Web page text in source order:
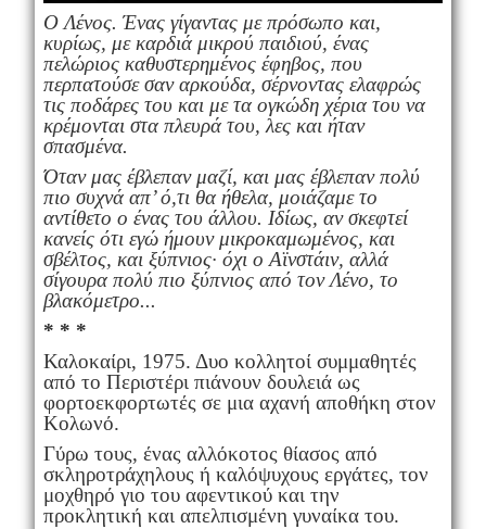
Ο Λένος. Ένας γίγαντας με πρόσωπο και,
κυρίως, με καρδιά μικρού παιδιού, ένας
πελώριος καθυστερημένος έφηβος, που
περπατούσε σαν αρκούδα, σέρνοντας ελαφρώς
τις ποδάρες του και με τα ογκώδη χέρια του να
κρέμονται στα πλευρά του, λες και ήταν
σπασμένα.
Όταν μας έβλεπαν μαζί, και μας έβλεπαν πολύ
πιο συχνά απ’ ό,τι θα ήθελα, μοιάζαμε το
αντίθετο ο ένας του άλλου. Ιδίως, αν σκεφτεί
κανείς ότι εγώ ήμουν μικροκαμωμένος, και
σβέλτος, και ξύπνιος· όχι ο Αϊνστάιν, αλλά
σίγουρα πολύ πιο ξύπνιος από τον Λένο, το
βλακόμετρο...
* * *
Καλοκαίρι, 1975. Δυο κολλητοί συμμαθητές
από το Περιστέρι πιάνουν δουλειά ως
φορτοεκφορτωτές σε μια αχανή αποθήκη στον
Κολωνό.
Γύρω τους, ένας αλλόκοτος θίασος από
σκληροτράχηλους ή καλόψυχους εργάτες, τον
μοχθηρό γιο του αφεντικού και την
προκλητική και απελπισμένη γυναίκα του.